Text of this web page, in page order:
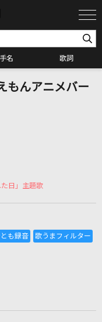
名 歌詞
曲の一覧
もんアニメバー
日」主題歌